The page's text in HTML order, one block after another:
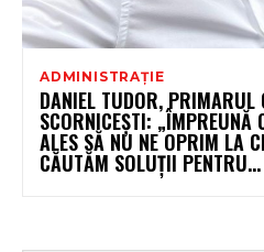
ADMINISTRAȚIE
DANIEL TUDOR, PRIMARUL
SCORNICEȘTI: „ÎMPREUNĂ
ALES SĂ NU NE OPRIM LA
CĂUTĂM SOLUȚII PENTRU...